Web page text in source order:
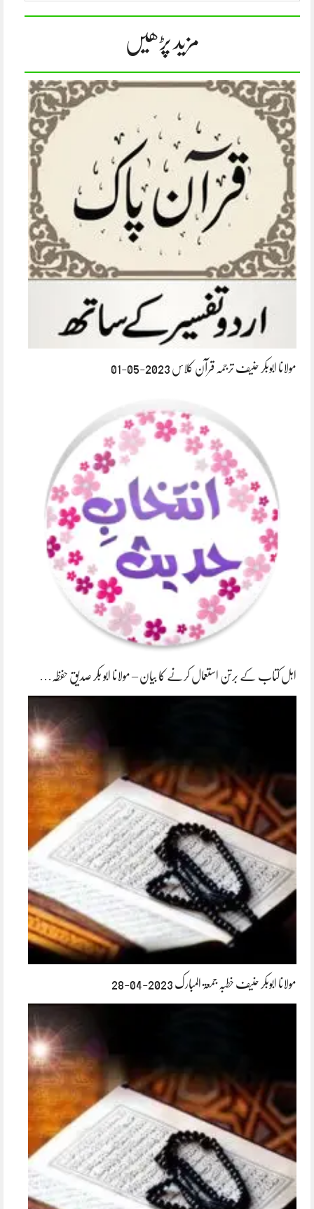
مزید پڑھیں
مولانا ابوبکر حنیف ترجمہ قرآن کلاس 2023-05-01
اہل کتاب کے برتن استعمال کرنے کا بیان – مولانا ابو بکر صدیق حفظہ…
مولانا ابوبکر حنیف خطبہ جمعۃ المبارک 2023-04-28